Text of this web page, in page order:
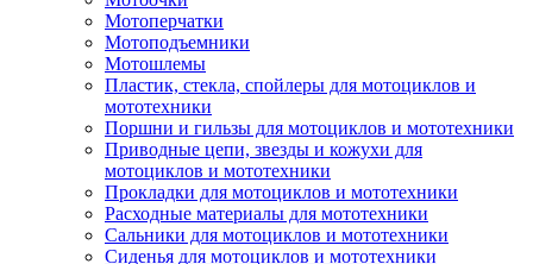
Мотоперчатки
Мотоподъемники
Мотошлемы
Пластик, стекла, спойлеры для мотоциклов и
мототехники
Поршни и гильзы для мотоциклов и мототехники
Приводные цепи, звезды и кожухи для
мотоциклов и мототехники
Прокладки для мотоциклов и мототехники
Расходные материалы для мототехники
Сальники для мотоциклов и мототехники
Сиденья для мотоциклов и мототехники